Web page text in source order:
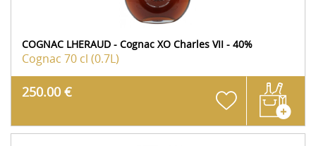
COGNAC LHERAUD - Cognac XO Charles VII - 40%
Cognac 70 cl (0.7L)
250.00 €